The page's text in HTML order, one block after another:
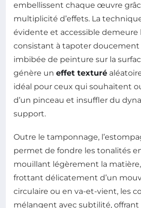
embellissent chaque œuvre
multiplicité d’effets. La
évidente et accessible demeure
consistant à tapoter doucement
imbibée de peinture sur la
génère un effet texturé
idéal pour ceux qui souhaitent
d’un pinceau et insuffler du
support.
Outre le tamponnage,
permet de fondre les tonalités
mouillant légèrement la
frottant délicatement d’un
circulaire ou en va-et-vient, les
mélangent avec subtilité, offrant